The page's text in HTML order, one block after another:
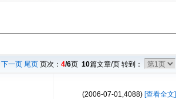
下一页 尾页页次： 4/6页 10篇文章/页 转到：
(2006-07-01,4088) [查看全文]